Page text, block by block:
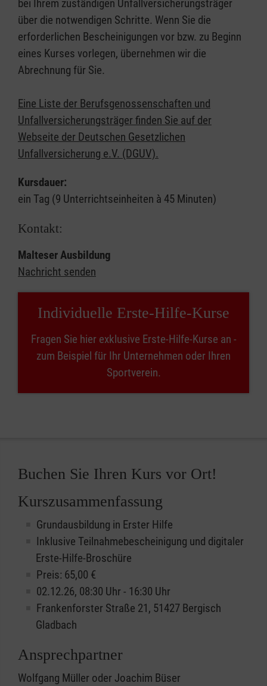
bei Ihrem zuständigen Unfallversicherungsträger
über die notwendigen Schritte. Wenn Sie die
erforderlichen Bescheinigungen vor bzw. zu Beginn
eines Kurses vorlegen, übernehmen wir die
Abrechnung für Sie.
Eine Liste der Berufsgenossenschaften und
Unfallversicherungsträger finden Sie auf der
Webseite der Deutschen Gesetzlichen
Unfallversicherung e.V. (DGUV).
Kursdauer:
ein Tag (9 Unterrichtseinheiten à 45 Minuten)
Kontakt:
Malteser Ausbildung
Nachricht senden
Individuelle Erste-Hilfe-Kurse
Fragen Sie hier exklusive Erste-Hilfe-Kurse an -
zum Beispiel für Ihr Unternehmen oder Ihren
Sportverein.
Buchen Sie Ihren Kurs vor Ort!
Kurszusammenfassung
Grundausbildung in Erster Hilfe
Inklusive Teilnahmebescheinigung und digitaler
Erste-Hilfe-Broschüre
Preis: 65,00 €
02.12.26, 08:30 Uhr - 16:30 Uhr
Frankenforster Straße 21, 51427 Bergisch
Gladbach
Ansprechpartner
Wolfgang Müller oder Joachim Büser